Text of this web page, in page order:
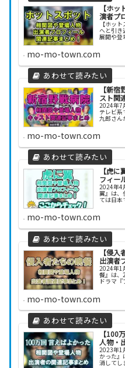
【ホ
演者プ
【ホッ
へと引き
展開や登
のキャラ
ものでは
mo-mo-town.com
【新
スト関
2024年7
テレビ系
九郎さん
いタイプ
院」で...
mo-mo-town.com
【虎
フィー
2024年4
翼』は、
ては日本
熱...
mo-mo-town.com
【侵
出演者
2024年1
餐』は、
ドラマ
田...
mo-mo-town.com
【100
人物・
2023年1
かった』
消してし